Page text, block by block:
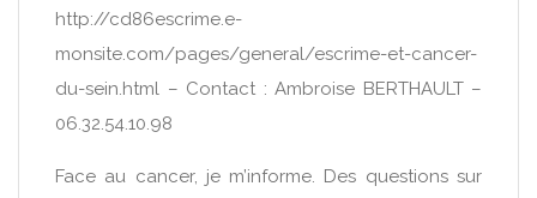
http://cd86escrime.e-
monsite.com/pages/general/escrime-et-cancer-
du-sein.html – Contact : Ambroise BERTHAULT –
06.32.54.10.98
Face au cancer, je m’informe. Des questions sur